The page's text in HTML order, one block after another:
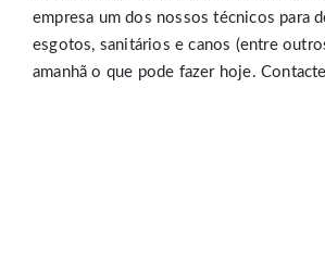
empresa um dos nossos técnicos para
esgotos, sanitários e canos (entre
amanhã o que pode fazer hoje.